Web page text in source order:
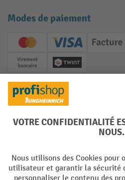
Modes de paiement
Creditcard (Master)Creditcard (Visa)
Paiement anticipé
Twint
Réseaux sociaux
Facebook
YouTube
LinkedIn
Instagram
Langues
FR